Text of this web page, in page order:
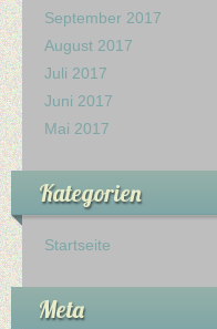
September 2017
August 2017
Juli 2017
Juni 2017
Mai 2017
Kategorien
Startseite
Meta